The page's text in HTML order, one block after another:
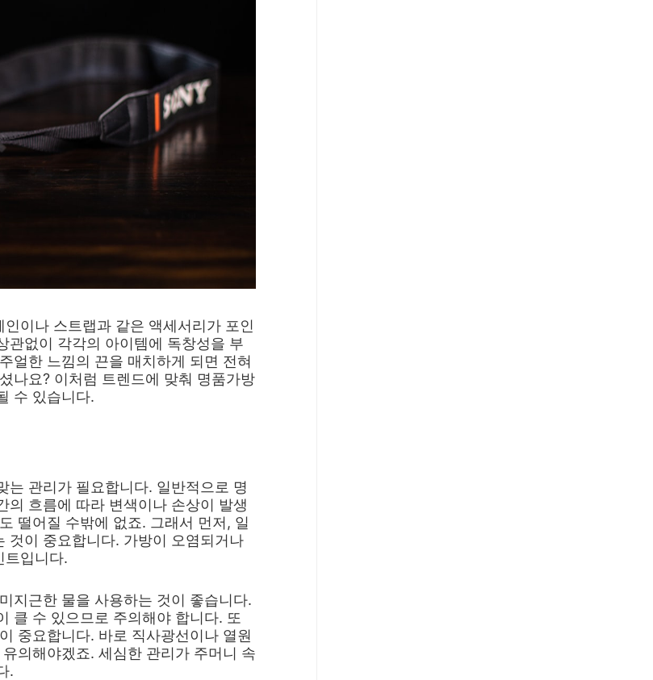
이나 스트랩과 같은 액세서리가 포인
관없이 각각의 아이템에 독창성을 부
얼한 느낌의 끈을 매치하게 되면 전혀
나요? 이처럼 트렌드에 맞춰 명품가방
수 있습니다.
는 관리가 필요합니다. 일반적으로 명
의 흐름에 따라 변색이나 손상이 발생
떨어질 수밖에 없죠. 그래서 먼저, 일
것이 중요합니다. 가방이 오염되거나
트입니다.
지근한 물을 사용하는 것이 좋습니다.
클 수 있으므로 주의해야 합니다. 또
중요합니다. 바로 직사광선이나 열원
의해야겠죠. 세심한 관리가 주머니 속
.